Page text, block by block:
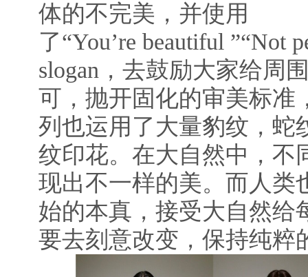
体的不完美，并使用
了“You’re beautiful ”“Not
slogan，去鼓励大家给周
可，抛开固化的审美标准
列也运用了大量豹纹，蛇
纹印花。在大自然中，不
现出不一样的美。而人类
始的本真，接受大自然给
要去刻意改变，保持纯粹